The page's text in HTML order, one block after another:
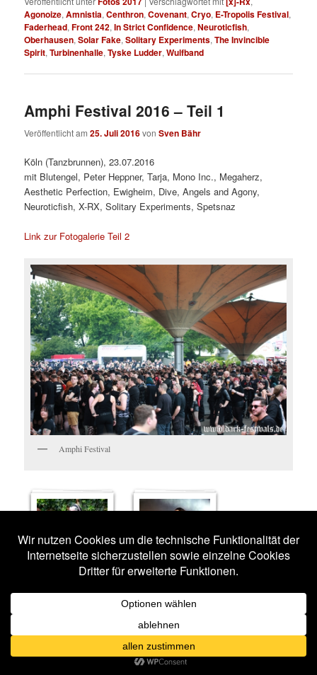
Agonoize,Amnistia,Centhron,Covenant,Cryo, E-Tropolis Festival,
Faderhead,Front 242,In Strict Confidence,Neuroticfish,
Oberhausen,Solar Fake,Solitary Experiments,The Invincible
Spirit,Turbinenhalle,Tyske Ludder,Wulfband
Amphi Festival 2016 – Teil 1
Veröffentlicht am25. Juli 2016vonSven Bähr
Köln (Tanzbrunnen), 23.07.2016
mit Blutengel, Peter Heppner, Tarja, Mono Inc., Megaherz,
Aesthetic Perfection, Ewigheim, Dive, Angels and Agony,
Neuroticfish, X-RX, Solitary Experiments, Spetsnaz
Link zur Fotogalerie Teil 2
Amphi Festival
IMPRESSIONEN BLUTENGEL
TARJA